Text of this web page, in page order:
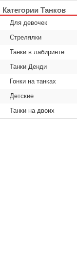
Категории Танков
Для девочек
Стрелялки
Танки в лабиринте
Танки Денди
Гонки на танках
Детские
Танки на двоих